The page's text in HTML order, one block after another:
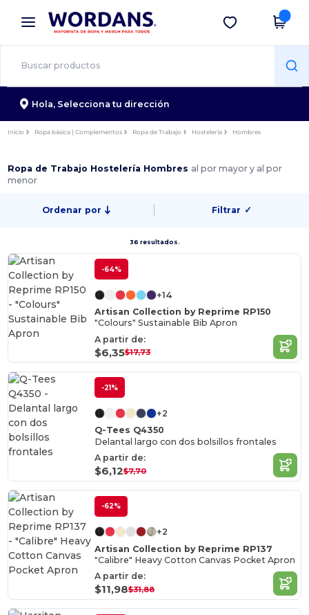
× App de Wordans
¡Mejores precios en app!
Descargar app
Hola, Selecciona tu dirección
Inicio Ropa básica | Complementos Ropa de Trabajo Hostelería Hombres
Ropa de Trabajo Hostelería Hombres al por mayor y al por
menor
Ordenar por Filtrar ✓
36 resultados.
-64%
+14
Artisan Collection by Reprime RP150
"Colours" Sustainable Bib Apron
A partir de:
$6,35$17,73
-21%
+2
Q-Tees Q4350
Delantal largo con dos bolsillos frontales
A partir de:
$6,12$7,70
-62%
+2
Artisan Collection by Reprime RP137
"Calibre" Heavy Cotton Canvas Pocket Apron
A partir de:
$11,98$31,88